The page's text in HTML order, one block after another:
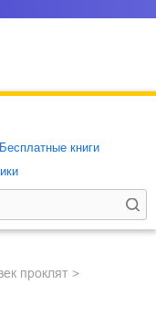
Бесплатные книги
проклят